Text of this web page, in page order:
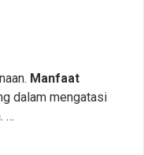
Manfaat
dalam mengatasi
…